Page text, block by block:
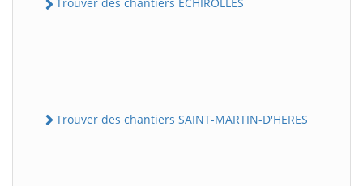
Trouver des chantiers SAINT-MARTIN-D'HERES